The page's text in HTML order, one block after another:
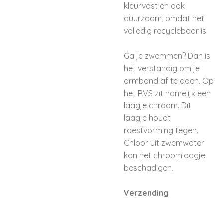
kleurvast en ook
duurzaam, omdat het
volledig recyclebaar is.
Ga je zwemmen? Dan is
het verstandig om je
armband af te doen. Op
het RVS zit namelijk een
laagje chroom. Dit
laagje houdt
roestvorming tegen.
Chloor uit zwemwater
kan het chroomlaagje
beschadigen.
Verzending